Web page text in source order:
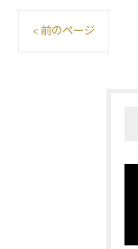
< 前のページ